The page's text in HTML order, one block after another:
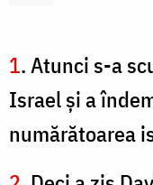
1. Atunci s-a
Israel şi a
numărătoarea